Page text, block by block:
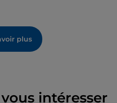
plus
intéresser